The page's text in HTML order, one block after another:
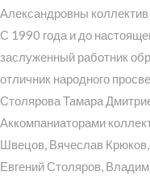
Александровны
С 1990 года и до
заслуженный работник
отличник народного
Столярова Тамара
Аккомпаниаторами
Швецов, Вячеслав
Евгений Столяров,